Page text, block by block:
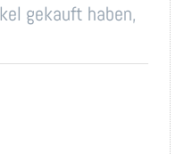
gekauft haben,